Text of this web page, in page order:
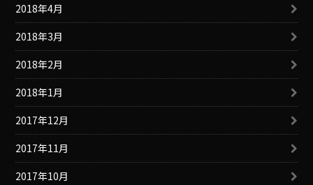
2018年4月
2018年3月
2018年2月
2018年1月
2017年12月
2017年11月
2017年10月